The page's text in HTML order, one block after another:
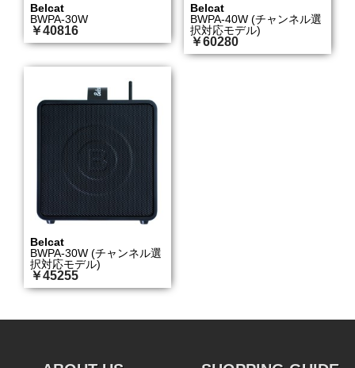
Belcat
BWPA-30W
￥40816
Belcat
BWPA-40W (チャンネル選
択対応モデル)
￥60280
Belcat
BWPA-30W (チャンネル選
択対応モデル)
￥45255